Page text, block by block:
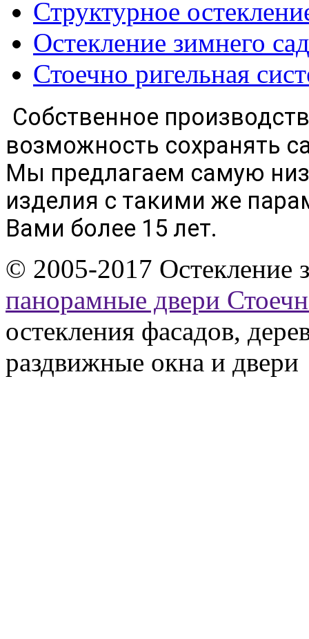
Структурное
Остекление зимнего
Стоечно ригельная
Собственное
возможность сохранять
Мы предлагаем самую
изделия с такими же
Вами более 15 лет.
© 2005-2017 Остекление
панорамные двери
остекления фасадов,
раздвижные окна и двери